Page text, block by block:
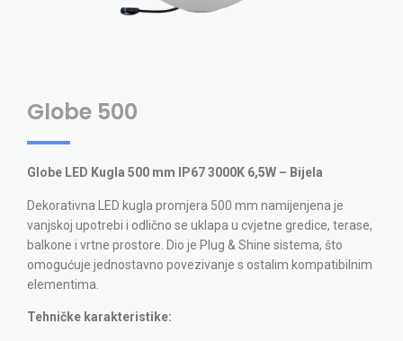
Globe 500
Globe LED Kugla 500 mm IP67 3000K 6,5W – Bijela
Dekorativna LED kugla promjera 500 mm namijenjena je
vanjskoj upotrebi i odlično se uklapa u cvjetne gredice, terase,
balkone i vrtne prostore. Dio je Plug & Shine sistema, što
omogućuje jednostavno povezivanje s ostalim kompatibilnim
elementima.
Tehničke karakteristike: